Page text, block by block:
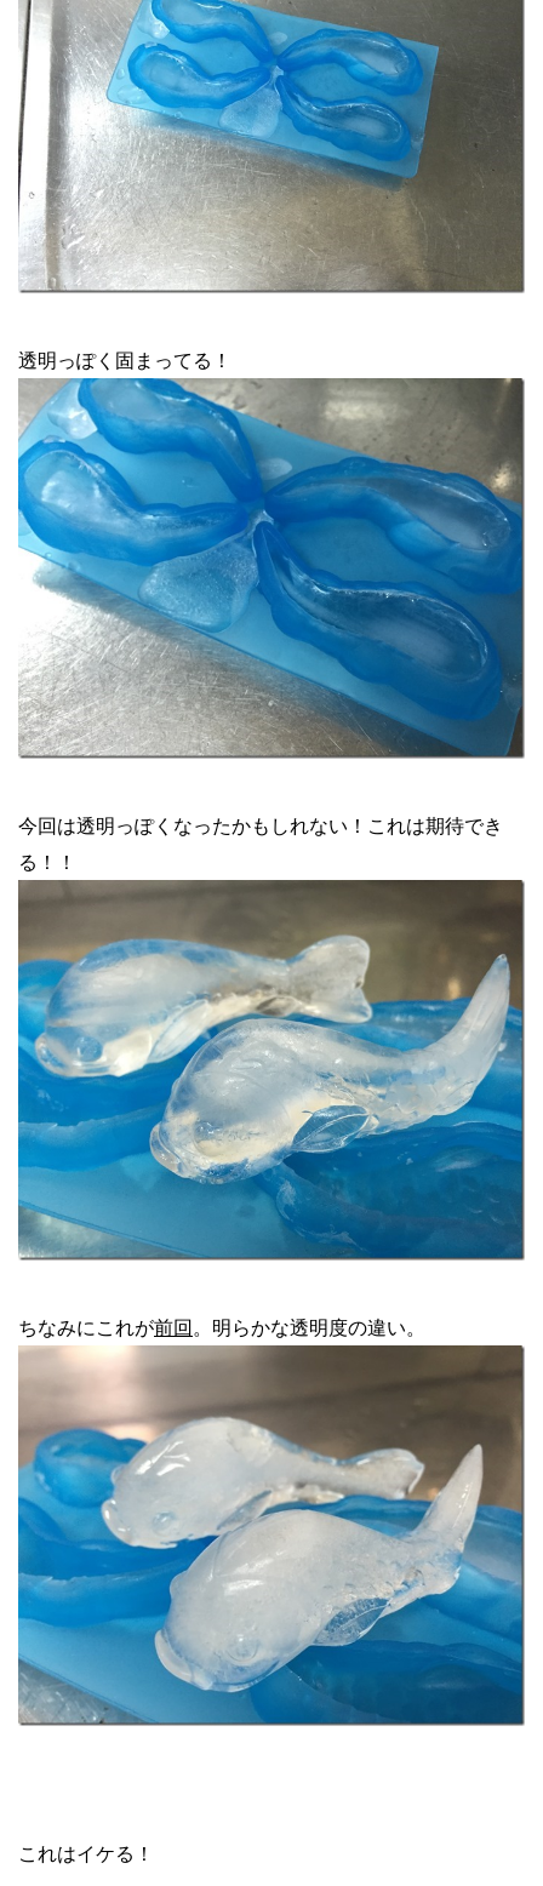
透明っぽく固まってる！
今回は透明っぽくなったかもしれない！これは期待でき
る！！
ちなみにこれが前回。明らかな透明度の違い。
これはイケる！